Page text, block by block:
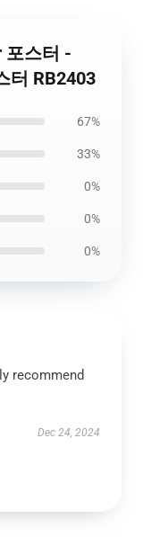
포스터 -
터 RB2403
67%
33%
0%
0%
0%
recommend
Dec 24, 2024